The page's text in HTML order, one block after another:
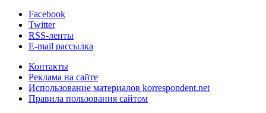
Facebook
Twitter
RSS-ленты
E-mail рассылка
Контакты
Реклама на сайте
Использование материалов korrespondent.net
Правила пользования сайтом